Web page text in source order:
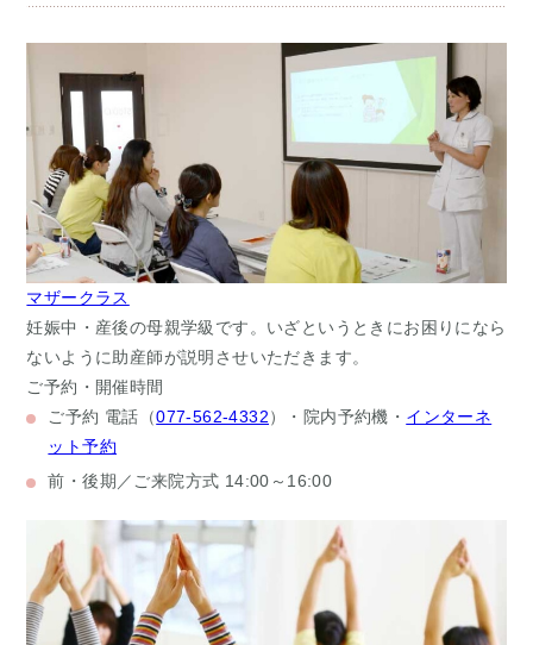
マザークラス
妊娠中・産後の母親学級です。いざというときにお困りになら
ないように助産師が説明させいただきます。
ご予約・開催時間
ご予約 電話（077-562-4332）・院内予約機・ インターネ
ット予約
前・後期／ご来院方式 14:00～16:00